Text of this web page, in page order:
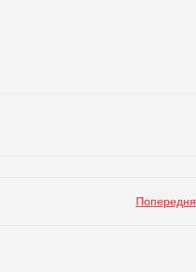
Попередня